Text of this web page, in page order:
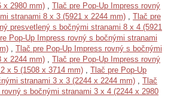
x 2980 mm) , Tlač pre Pop-Up Impress rovný
stranami 8 x 3 (5921 x 2244 mm) , Tlač pre
presvetlený s bočnými stranami 8 x 4 (5921
Pop-Up Impress rovný s bočnými stranami
, Tlač pre Pop-Up Impress rovný s bočnými
x 2244 mm) , Tlač pre Pop-Up Impress rovný
x 5 (1508 x 3714 mm) , Tlač pre Pop-Up
stranami 3 x 3 (2244 x 2244 mm) , Tlač
s bočnými stranami 3 x 4 (2244 x 2980